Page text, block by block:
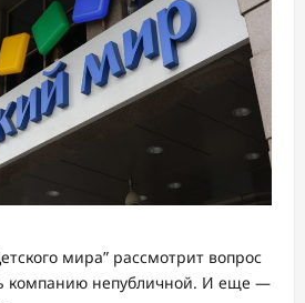
мира” рассмотрит вопрос
компанию непубличной. И еще —